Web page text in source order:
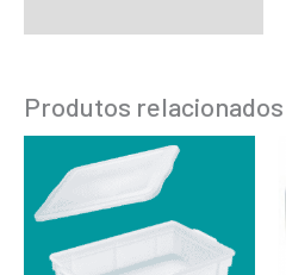
Produtos relacionados